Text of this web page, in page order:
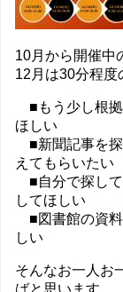
り
が
と
う
ご
ざ
い
ま
し
た
の
10月から開催中
12月は30分程度
■もう少し根拠
ほしい
■新聞記事を探
えてもらいたい
■自分で探して
してほしい
■図書館の資料
しい
そんなお一人お
ばと思います。